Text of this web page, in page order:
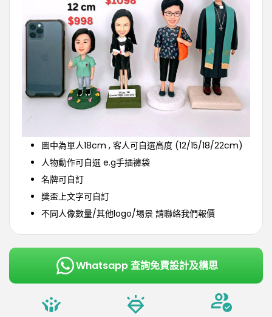
圖中為單人18cm , 客人可自選高度 (12/15/18/22cm)
人物動作可自選 e.g手插褲袋
名牌可自訂
獎盃上文字可自訂
不同人像數量/其他logo/埸景 請聯絡我們報價
Whatsapp 查詢免費設計及構思